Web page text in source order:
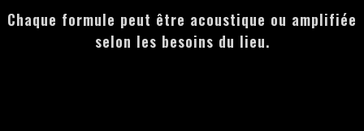
Chaque formule peut être acoustique ou amplifiée
selon les besoins du lieu.